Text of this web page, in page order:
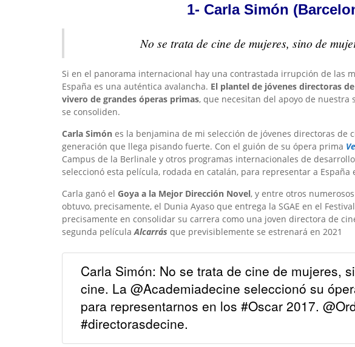
1- Carla Simón
No se trata de cine de mujeres, sino de
Si en el panorama internacional hay una contrastada irrupción de las
España es una auténtica avalancha. El plantel de jóvenes directoras
vivero de grandes óperas primas, que necesitan del apoyo de
se consoliden.
Carla Simón es la benjamina de mi selección de jóvenes directoras de
generación que llega pisando fuerte. Con el guión de su ópera prima
Campus de la Berlinale y otros programas internacionales de
seleccionó esta película, rodada en catalán, para representar a España
Carla ganó el Goya a la Mejor Dirección Novel, y entre otros
obtuvo, precisamente, el Dunia Ayaso que entrega la SGAE en el
precisamente en consolidar su carrera como una joven directora de
segunda película Alcarrás que previsiblemente se estrenará en 2021
Carla Simón: No se trata de cine de mujeres,
cine. La @Academiadecine seleccionó su
para representarnos en los #Oscar 2017.
#directorasdecine.